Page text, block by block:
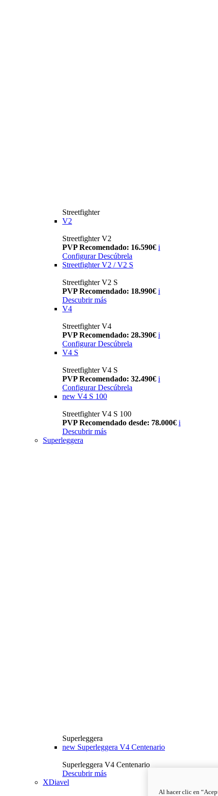
Streetfighter
V2
Streetfighter V2
PVP Recomendado: 16.590€ i
Configurar Descúbrela
Streetfighter V2 / V2 S
Streetfighter V2 S
PVP Recomendado: 18.990€ i
Descubrir más
V4
Streetfighter V4
PVP Recomendado: 28.390€ i
Configurar Descúbrela
V4 S
Streetfighter V4 S
PVP Recomendado: 32.490€ i
Configurar Descúbrela
new V4 S 100
Streetfighter V4 S 100
PVP Recomendado desde: 78.000€ i
Descubrir más
Superleggera
Superleggera
new Superleggera V4 Centenario
Superleggera V4 Centenario
Descubrir más
XDiavel
Al hacer clic en